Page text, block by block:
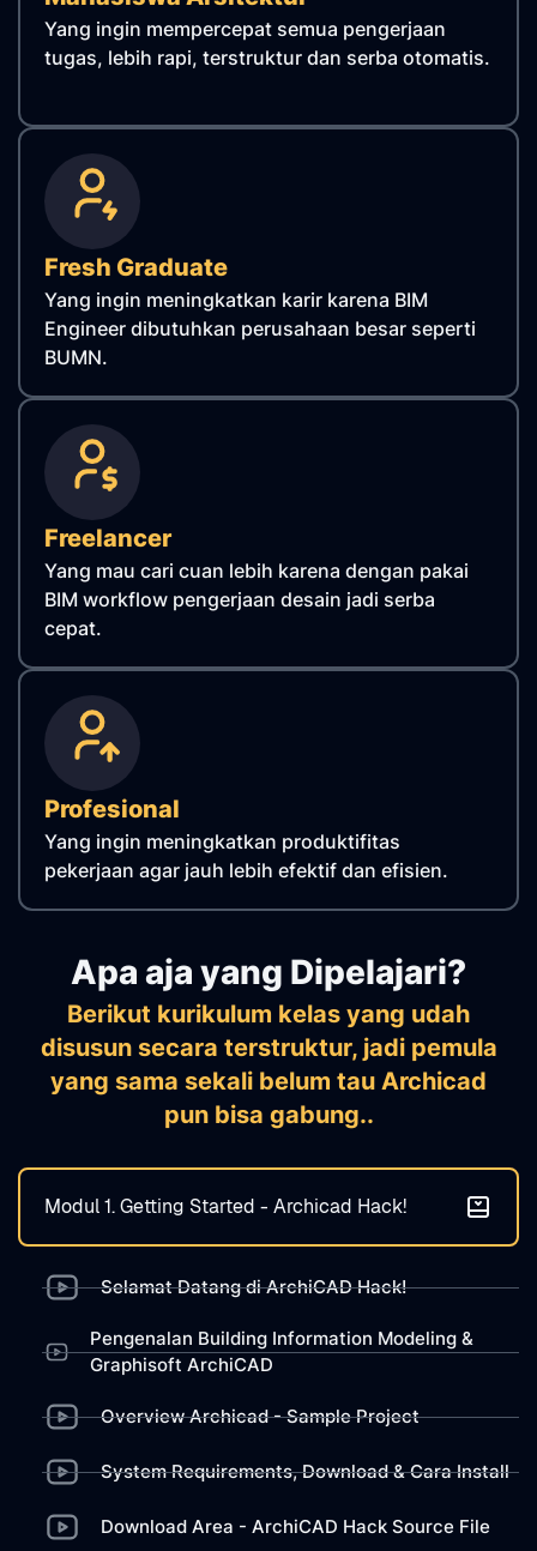
Yang ingin mempercepat semua pengerjaan
tugas, lebih rapi, terstruktur dan serba otomatis.
Fresh Graduate
Yang ingin meningkatkan karir karena BIM
Engineer dibutuhkan perusahaan besar seperti
BUMN.
Freelancer
Yang mau cari cuan lebih karena dengan pakai
BIM workflow pengerjaan desain jadi serba
cepat.
Profesional
Yang ingin meningkatkan produktifitas
pekerjaan agar jauh lebih efektif dan efisien.
Apa aja yang Dipelajari?
Berikut kurikulum kelas yang udah
disusun secara terstruktur, jadi pemula
yang sama sekali belum tau Archicad
pun bisa gabung..
Modul 1. Getting Started - Archicad Hack!
Selamat Datang di ArchiCAD Hack!
Pengenalan Building Information Modeling &
Graphisoft ArchiCAD
Overview Archicad - Sample Project
System Requirements, Download & Cara Install
Download Area - ArchiCAD Hack Source File